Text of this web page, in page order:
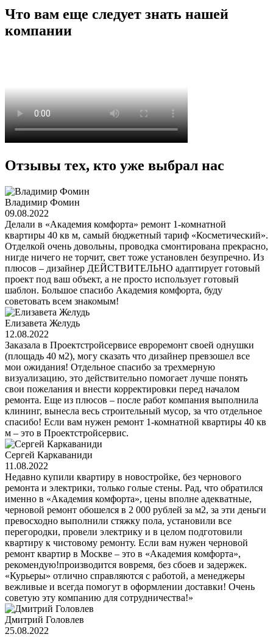
Что вам еще следует знать нашей
компании
Отзывы тех, кто уже выбрал нас
Владимир Фомин
09.08.2022
Делали в «Академия комфорта» ремонт 1-комнатной
квартиры 40 кв м, самый бюджетный тариф «Косметический».
Отделкой очень довольны, проводка смонтирована прекрасно,
нигде ничего не торчит, свет тоже установлен безупречно. Из
плюсов – дизайнер ДЕЙСТВИТЕЛЬНО адаптирует готовый
проект под ваш объект, а не просто использует готовый
шаблон. Большое спасибо Академия комфорта, буду
советовать всем знакомым!
Елизавета Желудь
12.08.2022
Заказала в Проектстройсервисе евроремонт своей однушки
(площадь 40 м2), могу сказать что дизайнер превзошел все
мои ожидания! Отдельное спасибо за трехмерную
визуализацию, это действительно помогает лучше понять
свои пожелания и внести корректировки перед началом
ремонта. Еще из плюсов – после работ компания выполнила
клининг, вынесла весь строительный мусор, за что отдельное
спасибо! Если вам нужен ремонт 1-комнатной квартиры 40 кв
м – это в Проектстройсервис.
Сергей Каркаваниди
11.08.2022
Недавно купили квартиру в новостройке, без чернового
ремонта и электрики, только голые стены. Рад, что обратился
именно в «Академия комфорта», цены вполне адекватные,
черновой ремонт обошелся в 2 000 рублей за м2, за эти деньги
превосходно выполнили стяжку пола, установили все
перегородки, провели электрику и в целом подготовили
квартиру к чистовому ремонту. Если вам нужен черновой
ремонт квартир в Москве – это в «Академия комфорта»,
рекомендую!производится вовремя, без сбоев и задержек.
«Курьеры» отлично справляются с работой, а менеджеры
вежливые и всегда помогут в оформлении доставки! Очень
советую эту компанию для сотрудничества!»
Дмитрий Головлев
25.08.2022